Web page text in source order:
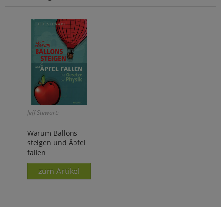
Jeff Stewart:
Warum Ballons
steigen und Äpfel
fallen
zum Artikel